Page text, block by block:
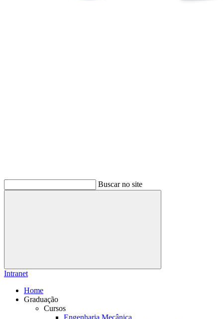
Buscar no site
Buscar
Intranet
Home
Graduação
Cursos
Engenharia Mecânica